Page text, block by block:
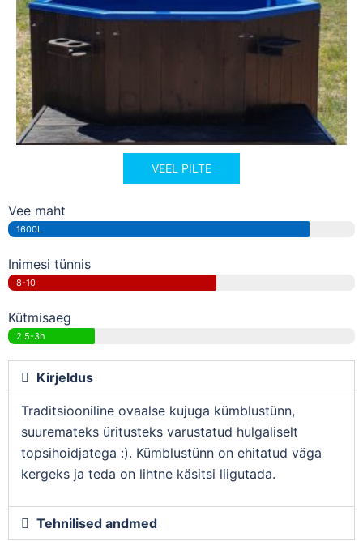
VEEL PILTE
Vee maht
1600L
Inimesi tünnis
8-10
Kütmisaeg
2,5-3h
Kirjeldus
Traditsiooniline ovaalse kujuga kümblustünn,
suuremateks üritusteks varustatud hulgaliselt
topsihoidjatega :). Kümblustünn on ehitatud väga
kergeks ja teda on lihtne käsitsi liigutada.
Tehnilised andmed